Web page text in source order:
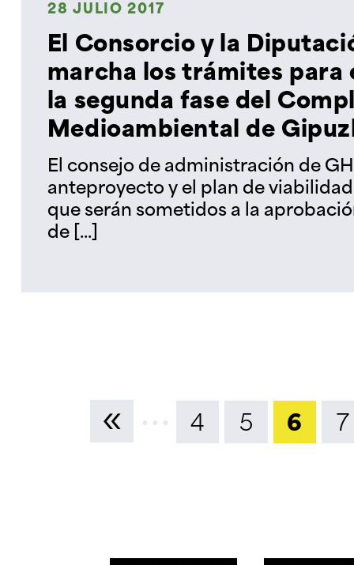
28 JULIO 2017
El Consorcio y la
marcha los trámites para
la segunda fase del
Medioambiental de
El consejo de administración de
anteproyecto y el plan de
que serán sometidos a la
de [...]
« 4 5 6 7